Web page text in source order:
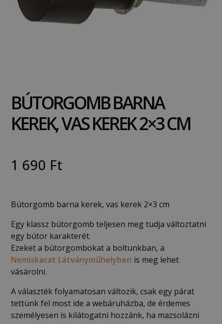
BÚTORGOMB BARNA
KEREK, VAS KEREK 2×3 CM
1 690 Ft
Bútorgomb barna kerek, vas kerek 2×3 cm
Egy klassz bútorgomb teljesen meg tudja változtatni
egy bútor karakterét.
Ezeket a bútorgombokat a boltunkban, a
Nemiskacat Látványműhelyben is meg lehet
vásárolni.
A választék folyamatosan változik, csak egy párat
tettünk fel most ide a webáruházba, de érdemes
személyesen is kilátogatni hozzánk, ha mazsolázni